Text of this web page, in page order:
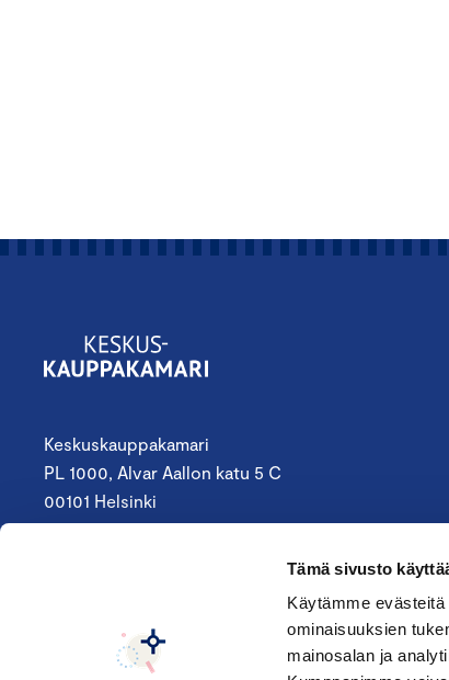
Tämä sivusto
Käytämme
ominaisuuksien
mainosalan ja
Keskuskauppakamari
PL 1000, Alvar Aallon katu 5 C
00101 Helsinki
keskuskauppakamari@chamber.fi
Seuraa meitä: